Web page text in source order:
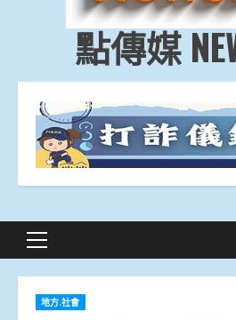
點傳媒
Primary
地方.社會